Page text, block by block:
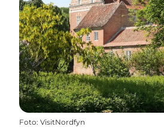
Foto: VisitNordfyn